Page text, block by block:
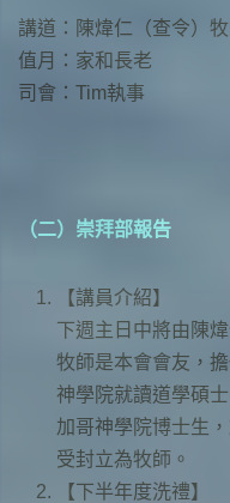
講道：陳煒仁（查令）
值月：家和長老
司會：Tim執事
（二）崇拜部報告
【講員介紹】
下週主日中將由陳
牧師是本會會友，
神學院就讀道學碩
加哥神學院博士生
受封立為牧師。
【下半年度洗禮】